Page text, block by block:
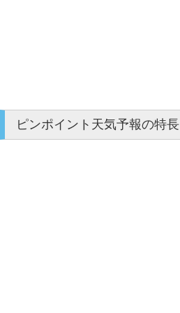
ピンポイント天気予報の特長